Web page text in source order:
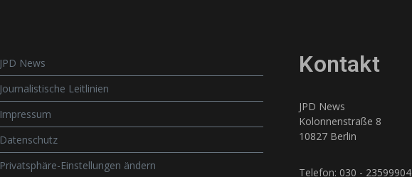
JPD News
Journalistische Leitlinien
Impressum
Datenschutz
Privatsphäre-Einstellungen ändern
Kontakt
JPD News
Kolonnenstraße 8
10827 Berlin
Telefon: 030 - 23599904